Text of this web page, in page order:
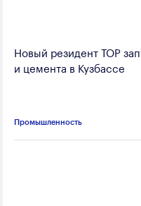
Новый резидент ТОР
и цемента в Кузбассе
Промышленность